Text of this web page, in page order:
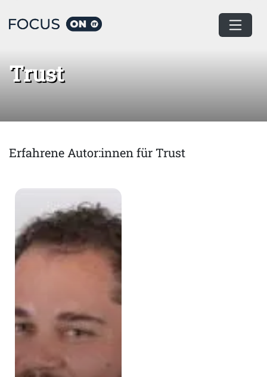
Home Trust
Trust
Erfahrene Autor:innen für Trust